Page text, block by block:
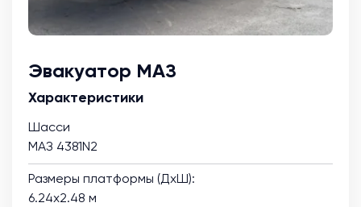
Эвакуатор МАЗ
Характеристики
Шасси
МАЗ 4381N2
Размеры платформы (ДхШ):
6.24х2.48 м